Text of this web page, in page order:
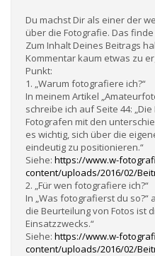
Du machst Dir als einer der
über die Fotografie. Das
Zum Inhalt Deines Beitrags
Kommentar kaum etwas zu
Punkt:
1. „Warum fotografiere ich?“
In meinem Artikel
schreibe ich auf Seite 44:
Fotografen mit den
es wichtig, sich über die
eindeutig zu positionieren.“
Siehe: https://www.w-
content/uploads/2016/02/
2. „Für wen fotografiere ich?“
In „Was fotografierst du so?“
die Beurteilung von Fotos ist
Einsatzzwecks.“
Siehe: https://www.w-
content/uploads/2016/02/